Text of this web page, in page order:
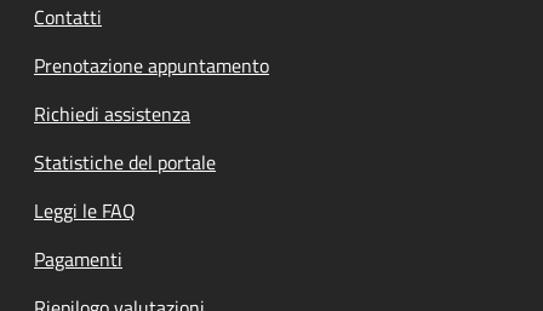
Contatti
Prenotazione appuntamento
Richiedi assistenza
Statistiche del portale
Leggi le FAQ
Pagamenti